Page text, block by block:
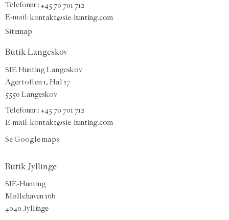
Telefonnr.: +45 70 701 712
E-mail: kontakt@sie-hunting.com
Sitemap
Butik Langeskov
SIE Hunting Langeskov
Agertoften 1, Hal 17
5550 Langeskov
Telefonnr.: +45 70 701 712
E-mail: kontakt@sie-hunting.com
Se Google maps
Butik Jyllinge
SIE-Hunting
Møllehaven 16b
4040 Jyllinge